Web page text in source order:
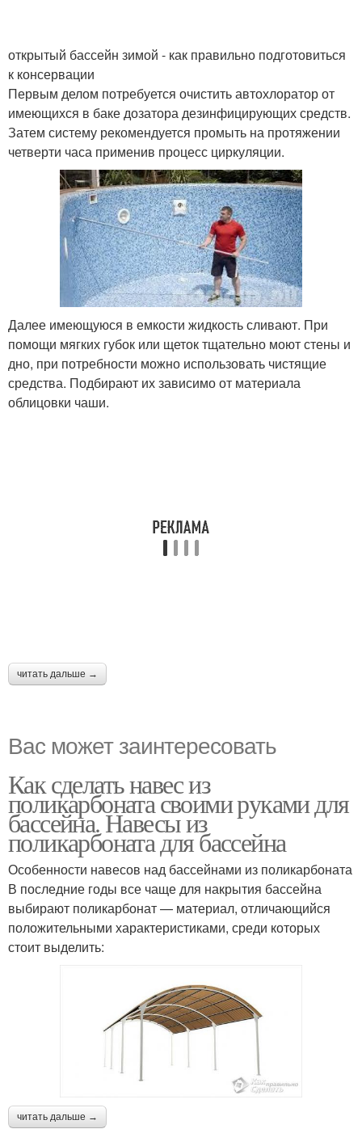
открытый бассейн зимой - как правильно подготовиться
к консервации
Первым делом потребуется очистить автохлоратор от
имеющихся в баке дозатора дезинфицирующих средств.
Затем систему рекомендуется промыть на протяжении
четверти часа применив процесс циркуляции.
Далее имеющуюся в емкости жидкость сливают. При
помощи мягких губок или щеток тщательно моют стены и
дно, при потребности можно использовать чистящие
средства. Подбирают их зависимо от материала
облицовки чаши.
читать дальше →
Вас может заинтересовать
Как сделать навес из
поликарбоната своими руками для
бассейна. Навесы из
поликарбоната для бассейна
Особенности навесов над бассейнами из поликарбоната
В последние годы все чаще для накрытия бассейна
выбирают поликарбонат — материал, отличающийся
положительными характеристиками, среди которых
стоит выделить:
читать дальше →